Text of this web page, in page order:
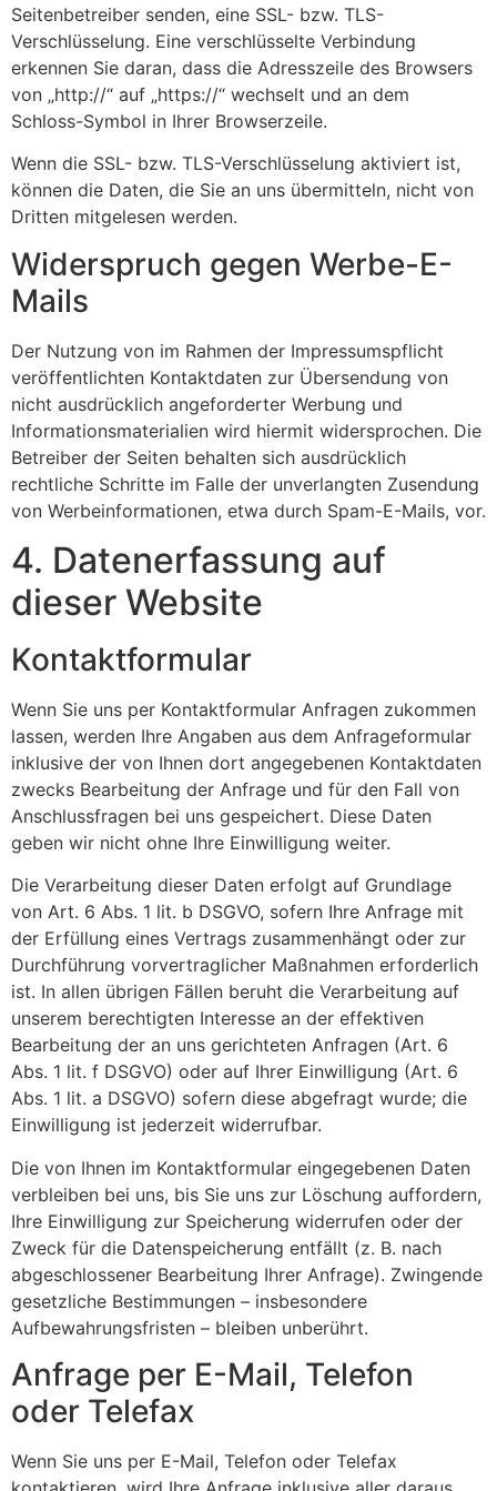
Seitenbetreiber senden, eine SSL- bzw. TLS-
Verschlüsselung. Eine verschlüsselte Verbindung
erkennen Sie daran, dass die Adresszeile des Browsers
von „http://“ auf „https://“ wechselt und an dem
Schloss-Symbol in Ihrer Browserzeile.
Wenn die SSL- bzw. TLS-Verschlüsselung aktiviert ist,
können die Daten, die Sie an uns übermitteln, nicht von
Dritten mitgelesen werden.
Widerspruch gegen Werbe-E-
Mails
Der Nutzung von im Rahmen der Impressumspflicht
veröffentlichten Kontaktdaten zur Übersendung von
nicht ausdrücklich angeforderter Werbung und
Informationsmaterialien wird hiermit widersprochen. Die
Betreiber der Seiten behalten sich ausdrücklich
rechtliche Schritte im Falle der unverlangten Zusendung
von Werbeinformationen, etwa durch Spam-E-Mails, vor.
4. Datenerfassung auf
dieser Website
Kontaktformular
Wenn Sie uns per Kontaktformular Anfragen zukommen
lassen, werden Ihre Angaben aus dem Anfrageformular
inklusive der von Ihnen dort angegebenen Kontaktdaten
zwecks Bearbeitung der Anfrage und für den Fall von
Anschlussfragen bei uns gespeichert. Diese Daten
geben wir nicht ohne Ihre Einwilligung weiter.
Die Verarbeitung dieser Daten erfolgt auf Grundlage
von Art. 6 Abs. 1 lit. b DSGVO, sofern Ihre Anfrage mit
der Erfüllung eines Vertrags zusammenhängt oder zur
Durchführung vorvertraglicher Maßnahmen erforderlich
ist. In allen übrigen Fällen beruht die Verarbeitung auf
unserem berechtigten Interesse an der effektiven
Bearbeitung der an uns gerichteten Anfragen (Art. 6
Abs. 1 lit. f DSGVO) oder auf Ihrer Einwilligung (Art. 6
Abs. 1 lit. a DSGVO) sofern diese abgefragt wurde; die
Einwilligung ist jederzeit widerrufbar.
Die von Ihnen im Kontaktformular eingegebenen Daten
verbleiben bei uns, bis Sie uns zur Löschung auffordern,
Ihre Einwilligung zur Speicherung widerrufen oder der
Zweck für die Datenspeicherung entfällt (z. B. nach
abgeschlossener Bearbeitung Ihrer Anfrage). Zwingende
gesetzliche Bestimmungen – insbesondere
Aufbewahrungsfristen – bleiben unberührt.
Anfrage per E-Mail, Telefon
oder Telefax
Wenn Sie uns per E-Mail, Telefon oder Telefax